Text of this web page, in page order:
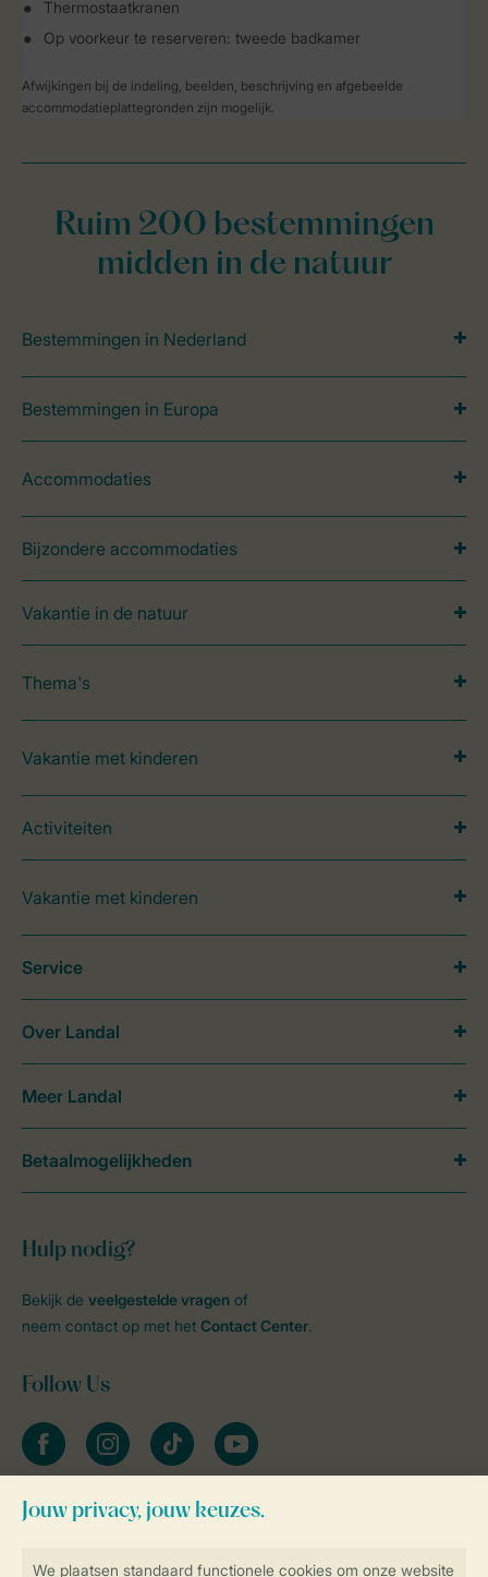
Thermostaatkranen
Op voorkeur te reserveren: tweede badkamer
Afwijkingen bij de indeling, beelden, beschrijving en afgebeelde
accommodatieplattegronden zijn mogelijk.
Ruim 200 bestemmingen
midden in de natuur
Bestemmingen in Nederland
Bestemmingen in Europa
Accommodaties
Bijzondere accommodaties
Vakantie in de natuur
Thema's
Vakantie met kinderen
Activiteiten
Vakantie met kinderen
Hulp nodig?
Bekijk de veelgestelde vragen of
neem contact op met het Contact Center.
Follow Us
facebookinstagramtiktok youtube
Blijf op de hoogte
Service
Over Landal
Meer Landal
Betaalmogelijkheden